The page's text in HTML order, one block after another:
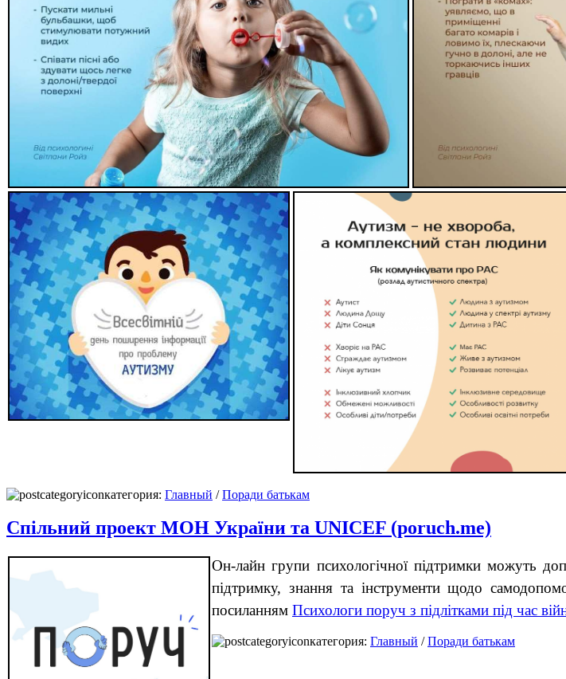
категория: Главный /Поради батькам
Спільний проект МОН України та UNICEF (poruch.me)
Он-лайн групи психологічної підтримки можуть
підтримку, знання та інструменти щодо
посиланням Психологи поруч з підлітками під час
категория: Главный /Поради батькам